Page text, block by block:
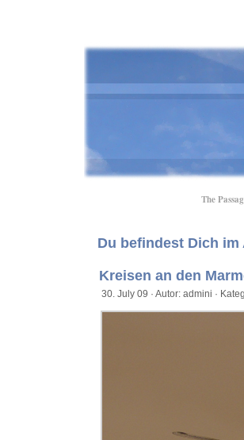
The
Du befindest Dich im
Kreisen an den
30. July 09 · Autor: admini ·